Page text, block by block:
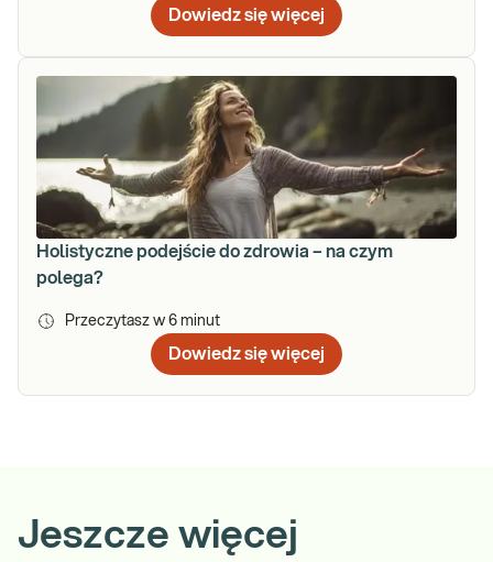
Dowiedz się więcej
Holistyczne podejście do zdrowia – na czym
polega?
Przeczytasz w 6 minut
Dowiedz się więcej
Jeszcze więcej